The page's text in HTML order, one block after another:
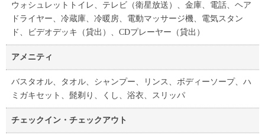
ウォシュレットトイレ、テレビ（衛星放送）、金庫、電話、ヘア
ドライヤー、冷蔵庫、冷暖房、電動マッサージ機、電気スタン
ド、ビデオデッキ（貸出）、CDプレーヤー（貸出）
アメニティ
バスタオル、タオル、シャンプー、リンス、ボディーソープ、ハ
ミガキセット、髭剃り、くし、浴衣、スリッパ
チェックイン・チェックアウト